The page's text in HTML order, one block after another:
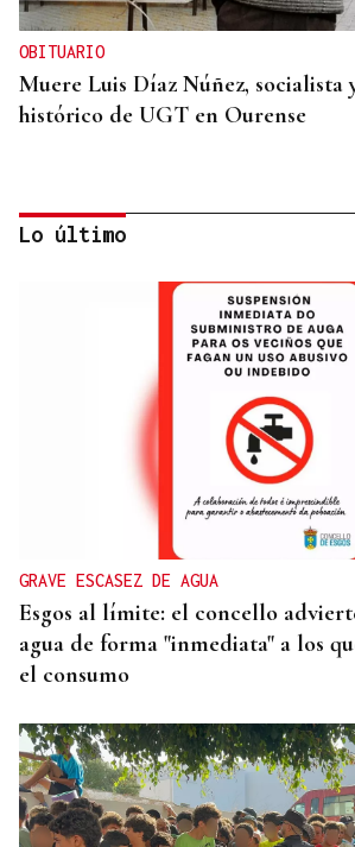
OBITUARIO
Muere Luis Díaz Núñez, socialista
histórico de UGT en Ourense
Un herido en la colisión entre dos
entrada a las termas de Outariz
Lo último
GRAVE ESCASEZ DE AGUA
Esgos al límite: el concello
agua de forma "inmediata" a los
el consumo